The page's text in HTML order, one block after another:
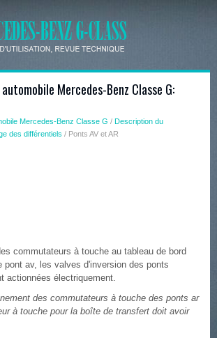
Mercedes-Benz Classe G:
Mercedes-Benz Classe G / Description du
des différentiels / Ponts AV et AR
commutateurs à touche au tableau de bord
pont av, les valves d'inversion des ponts
actionnées électriquement.
des commutateurs à touche des ponts ar
à touche pour la boîte de transfert doit avoir